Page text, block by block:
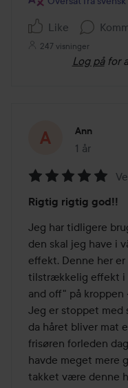
Like
247 visninger
Log på for
Ann
1 år
Posten
5
ud
af
5
Rigtig rigtig god!!
Jeg har tidligere
den skal jeg have i
effekt. Denne her
tilstrækkelig effekt i
and off" på kroppen
Jeg er stoppet med
da håret bliver mat
frisøren forleden
havde meget mere